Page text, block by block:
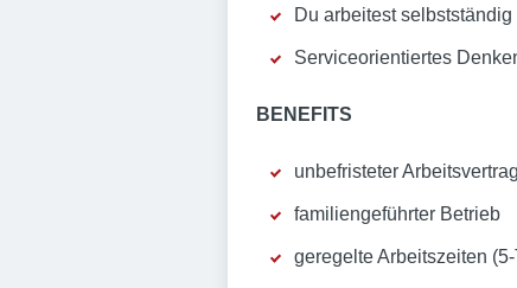
Du arbeitest
Serviceorientiertes
BENEFITS
unbefristeter Arbeitsvertrag
familiengeführter Betrieb
geregelte Arbeitszeiten